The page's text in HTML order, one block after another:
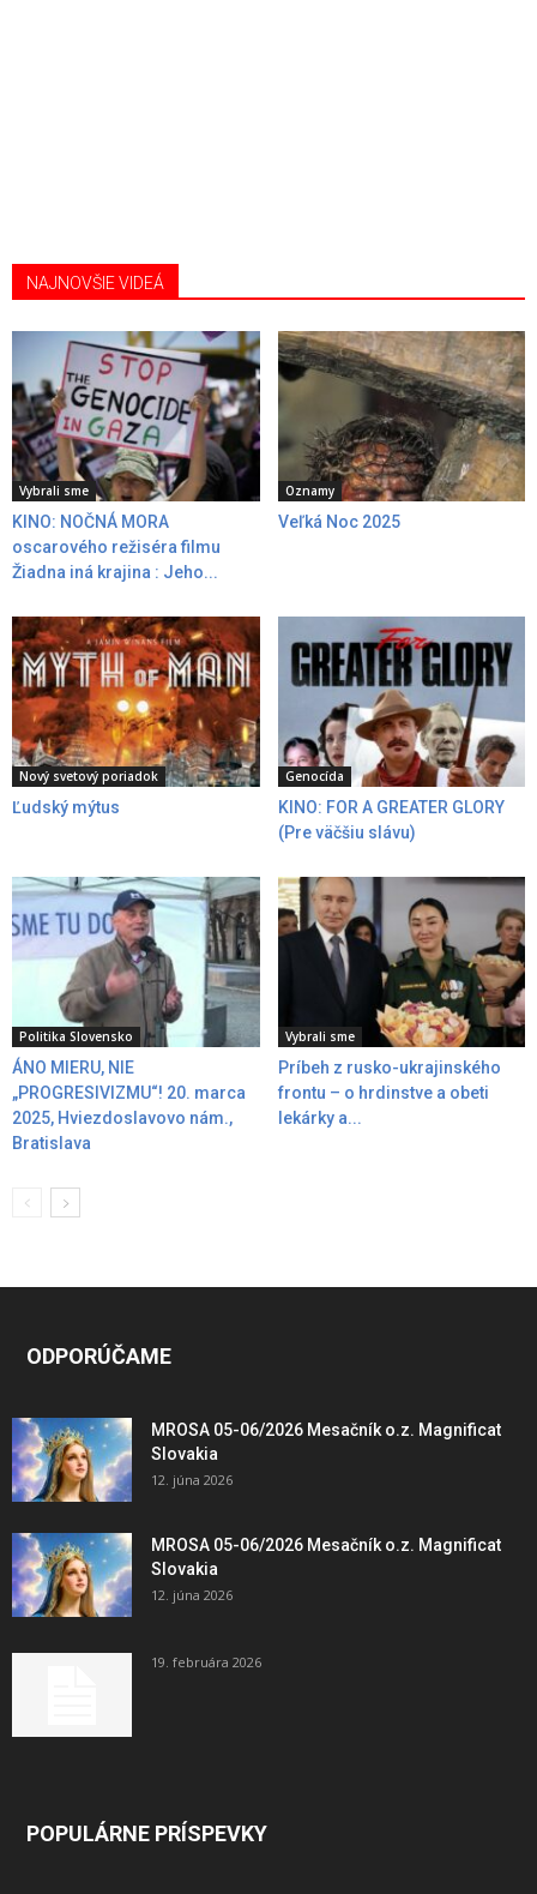
NAJNOVŠIE VIDEÁ
Vybrali sme
KINO: NOČNÁ MORA
oscarového režiséra filmu
Žiadna iná krajina : Jeho...
Oznamy
Veľká Noc 2025
Nový svetový poriadok
Ľudský mýtus
Genocída
KINO: FOR A GREATER GLORY
(Pre väčšiu slávu)
Politika Slovensko
ÁNO MIERU, NIE
„PROGRESIVIZMU“! 20. marca
2025, Hviezdoslavovo nám.,
Bratislava
Vybrali sme
Príbeh z rusko-ukrajinského
frontu – o hrdinstve a obeti
lekárky a...
ODPORÚČAME
MROSA 05-06/2026 Mesačník o.z. Magnificat
Slovakia
12. júna 2026
MROSA 05-06/2026 Mesačník o.z. Magnificat
Slovakia
12. júna 2026
19. februára 2026
POPULÁRNE PRÍSPEVKY